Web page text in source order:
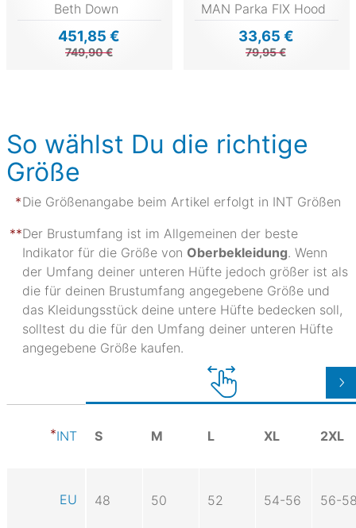
Beth Down
451,85 €
749,90 €
MAN Parka FIX Hood
33,65 €
79,95 €
So wählst Du die richtige
Größe
Die Größenangabe beim Artikel erfolgt in INT Größen
Der Brustumfang ist im Allgemeinen der beste
Indikator für die Größe von Oberbekleidung. Wenn
der Umfang deiner unteren Hüfte jedoch größer ist als
die für deinen Brustumfang angegebene Größe und
das Kleidungsstück deine untere Hüfte bedecken soll,
solltest du die für den Umfang deiner unteren Hüfte
angegebene Größe kaufen.
INT S M L XL 2XL
EU 48 50 52 54-56 56-